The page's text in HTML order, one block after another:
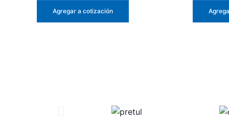
Agregar a cotización